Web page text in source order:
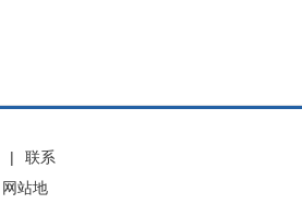
|
联系
网站地